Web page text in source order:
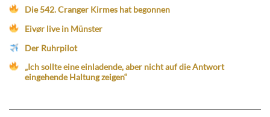
Die 542. Cranger Kirmes hat begonnen
Eivør live in Münster
Der Ruhrpilot
„Ich sollte eine einladende, aber nicht auf die Antwort
eingehende Haltung zeigen“